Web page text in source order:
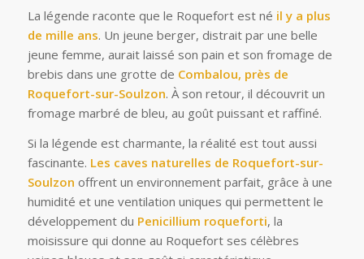
La légende raconte que le Roquefort est né il y a plus
de mille ans. Un jeune berger, distrait par une belle
jeune femme, aurait laissé son pain et son fromage de
brebis dans une grotte de Combalou, près de
Roquefort-sur-Soulzon. À son retour, il découvrit un
fromage marbré de bleu, au goût puissant et raffiné.
Si la légende est charmante, la réalité est tout aussi
fascinante. Les caves naturelles de Roquefort-sur-
Soulzon offrent un environnement parfait, grâce à une
humidité et une ventilation uniques qui permettent le
développement du Penicillium roqueforti, la
moisissure qui donne au Roquefort ses célèbres